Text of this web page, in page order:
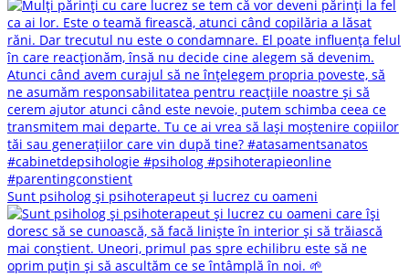
Sunt psiholog și psihoterapeut și lucrez cu oameni